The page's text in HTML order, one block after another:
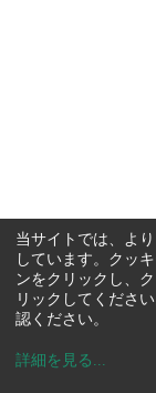
当サイトでは、よ
しています。クッ
ンをクリックし、
リックしてくださ
認ください。
詳細を見る ...